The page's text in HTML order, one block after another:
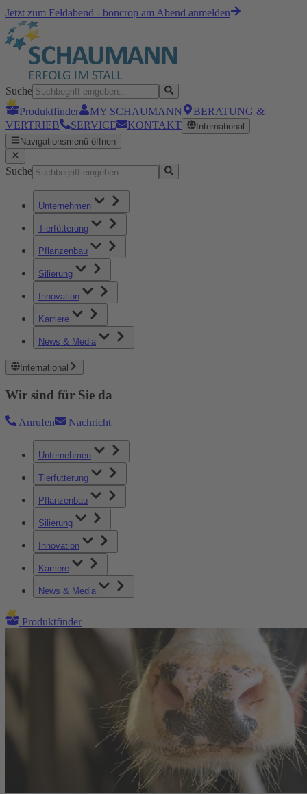
Jetzt zum Feldabend - boncrop am Abend anmelden
Suche
Produktfinder
MY SCHAUMANN
BERATUNG &
VERTRIEB
SERVICE KONTAKT
International
Navigationsmenü öffnen
Suche
Unternehmen
Tierfütterung
Pflanzenbau
Silierung
Innovation
Karriere
News & Media
International
Wir sind für Sie da
Anrufen Nachricht
Unternehmen
Tierfütterung
Pflanzenbau
Silierung
Innovation
Karriere
News & Media
Produktfinder